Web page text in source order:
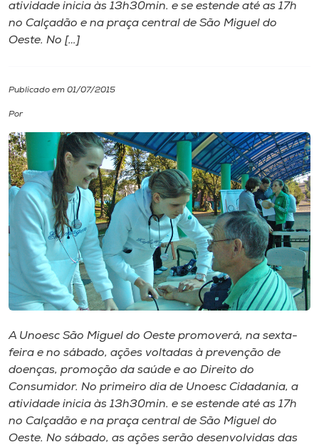
I.nova
Cultura
CPA
Biblioteca
Editora
Rádio
Museu
Unoesc
Store
Selecione
atividade inicia às 13h30min. e se estende até as 17h
no Calçadão e na praça central de São Miguel do
Oeste. No […]
Publicado em 01/07/2015
Por
A Unoesc São Miguel do Oeste promoverá, na sexta-
feira e no sábado, ações voltadas à prevenção de
doenças, promoção da saúde e ao Direito do
Consumidor. No primeiro dia de Unoesc Cidadania, a
atividade inicia às 13h30min. e se estende até as 17h
no Calçadão e na praça central de São Miguel do
Oeste. No sábado, as ações serão desenvolvidas das